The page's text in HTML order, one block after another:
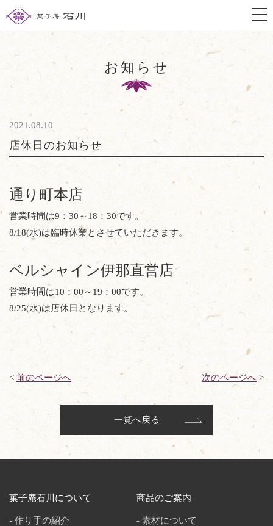
お知らせ
2021.08.10
店休日のお知らせ
通り町本店
営業時間は9：30～18：30です。
8/18(水)は臨時休業とさせていただきます。
ベルシャイン伊那直営店
営業時間は10：00～19：00です。
8/25(水)は店休日となります。
< 前のページへ 次のページへ >
一覧へ戻る
菓子庵石川について
作り手の紹介
商品のご案内
素材について